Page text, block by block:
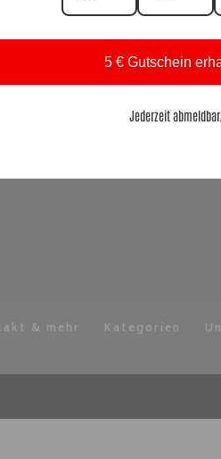
8280 Fürstenfeld
& mehr Kategorien
5 € Gutschein
Jederzeit abmeldbar.